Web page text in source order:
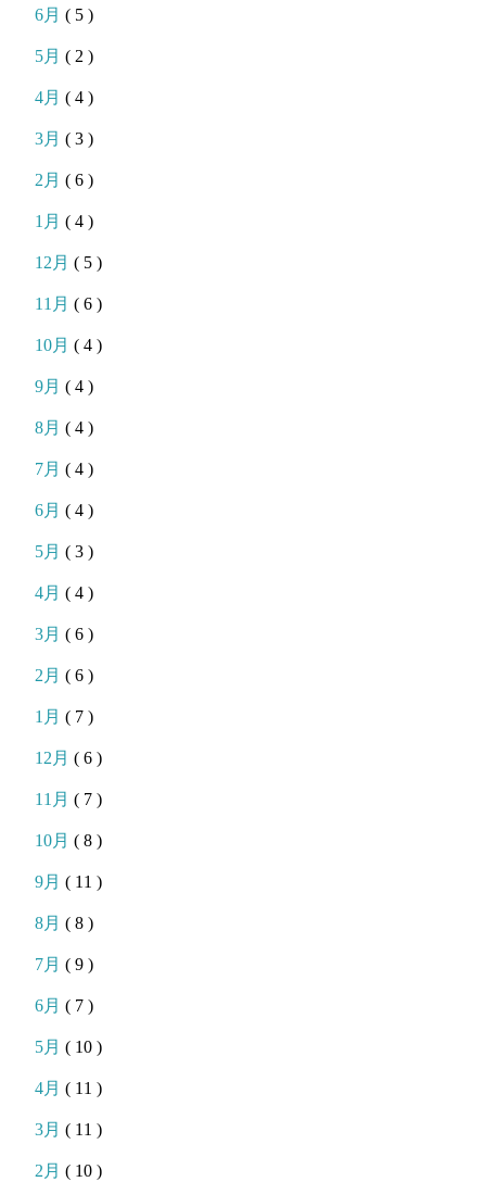
6月( 5 )
5月( 2 )
4月( 4 )
3月( 3 )
2月( 6 )
1月( 4 )
12月( 5 )
11月( 6 )
10月( 4 )
9月( 4 )
8月( 4 )
7月( 4 )
6月( 4 )
5月( 3 )
4月( 4 )
3月( 6 )
2月( 6 )
1月( 7 )
12月( 6 )
11月( 7 )
10月( 8 )
9月( 11 )
8月( 8 )
7月( 9 )
6月( 7 )
5月( 10 )
4月( 11 )
3月( 11 )
2月( 10 )